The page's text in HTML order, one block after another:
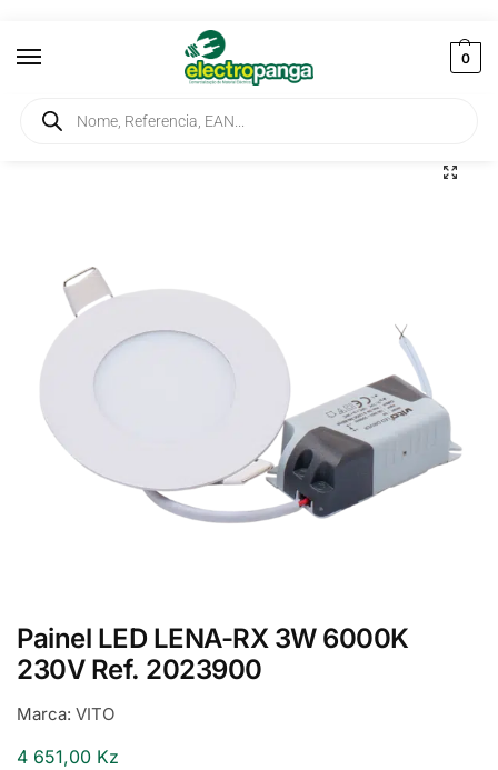
0
Início / Iluminação / Painéis / Painel LED LENA-RX 3W 6000K 230V Ref. 2023900
Painel LED LENA-RX 3W 6000K
230V Ref. 2023900
Marca: VITO
4 651,00 Kz